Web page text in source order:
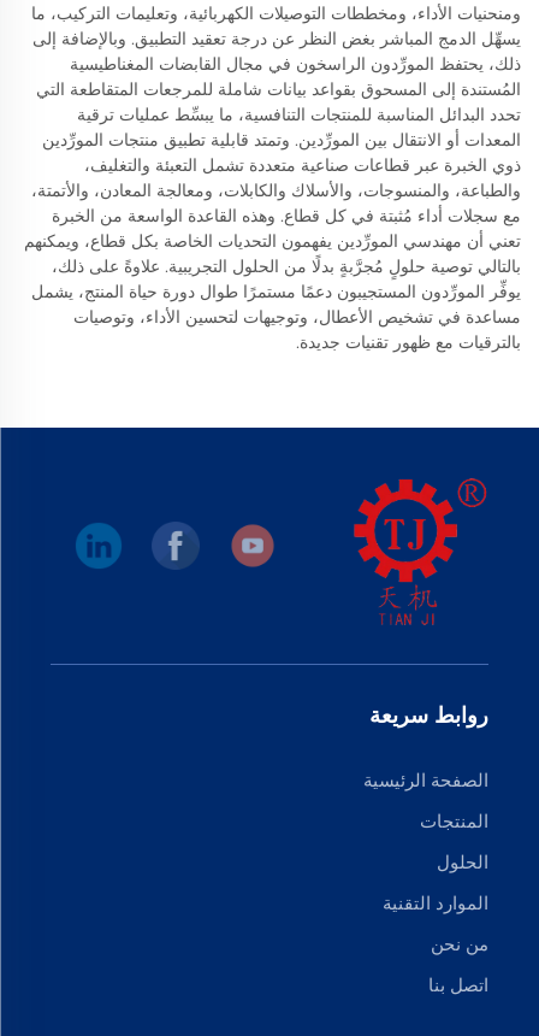
ومنحنيات الأداء، ومخططات التوصيلات الكهربائية، وتعليمات التركيب، ما
يسهِّل الدمج المباشر بغض النظر عن درجة تعقيد التطبيق. وبالإضافة إلى
ذلك، يحتفظ المورِّدون الراسخون في مجال القابضات المغناطيسية
المُستندة إلى المسحوق بقواعد بيانات شاملة للمرجعات المتقاطعة التي
تحدد البدائل المناسبة للمنتجات التنافسية، ما يبسِّط عمليات ترقية
المعدات أو الانتقال بين المورِّدين. وتمتد قابلية تطبيق منتجات المورِّدين
ذوي الخبرة عبر قطاعات صناعية متعددة تشمل التعبئة والتغليف،
والطباعة، والمنسوجات، والأسلاك والكابلات، ومعالجة المعادن، والأتمتة،
مع سجلات أداء مُثبتة في كل قطاع. وهذه القاعدة الواسعة من الخبرة
تعني أن مهندسي المورِّدين يفهمون التحديات الخاصة بكل قطاع، ويمكنهم
بالتالي توصية حلولٍ مُجرَّبةٍ بدلًا من الحلول التجريبية. علاوةً على ذلك،
يوفِّر المورِّدون المستجيبون دعمًا مستمرًا طوال دورة حياة المنتج، يشمل
مساعدة في تشخيص الأعطال، وتوجيهات لتحسين الأداء، وتوصيات
بالترقيات مع ظهور تقنيات جديدة.
روابط سريعة
الصفحة الرئيسية
المنتجات
الحلول
الموارد التقنية
من نحن
اتصل بنا